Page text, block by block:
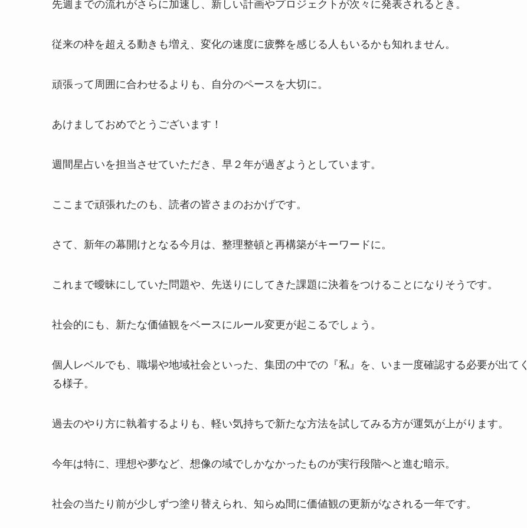
先週までの流れがさらに加速し、新しい計画やプロジェクトが次々に発表されるとき。
従来の枠を超える動きも増え、変化の速度に疲弊を感じる人もいるかも知れません。
頑張って周囲に合わせるよりも、自分のペースを大切に。
あけましておめでとうございます！
週間星占いを担当させていただき、早２年が過ぎようとしています。
ここまで頑張れたのも、読者の皆さまのおかげです。
さて、新年の幕開けとなる今月は、整理整頓と再構築がキーワードに。
これまで曖昧にしていた問題や、先送りにしてきた課題に決着をつけることになりそうです。
社会的にも、新たな価値観をベースにルール変更が起こるでしょう。
個人レベルでも、職場や地域社会といった、集団の中での『私』を、いま一度確認する必要が出てく
る様子。
過去のやり方に執着するよりも、軽い気持ちで新たな方法を試してみる方が運気が上がります。
今年は特に、理想や夢など、想像の域でしかなかったものが実行段階へと進む暗示。
社会の当たり前が少しずつ塗り替えられ、知らぬ間に価値観の更新がなされる一年です。